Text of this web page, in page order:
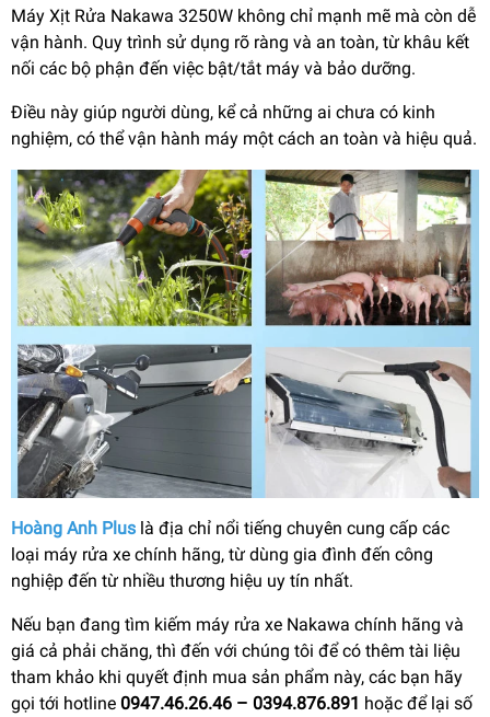
Máy Xịt Rửa Nakawa 3250W không chỉ mạnh mẽ mà còn dễ
vận hành. Quy trình sử dụng rõ ràng và an toàn, từ khâu kết
nối các bộ phận đến việc bật/tắt máy và bảo dưỡng.
Điều này giúp người dùng, kể cả những ai chưa có kinh
nghiệm, có thể vận hành máy một cách an toàn và hiệu quả.
Hoàng Anh Plus là địa chỉ nổi tiếng chuyên cung cấp các
loại máy rửa xe chính hãng, từ dùng gia đình đến công
nghiệp đến từ nhiều thương hiệu uy tín nhất.
Nếu bạn đang tìm kiếm máy rửa xe Nakawa chính hãng và
giá cả phải chăng, thì đến với chúng tôi để có thêm tài liệu
tham khảo khi quyết định mua sản phẩm này, các bạn hãy
gọi tới hotline 0947.46.26.46 – 0394.876.891 hoặc để lại số